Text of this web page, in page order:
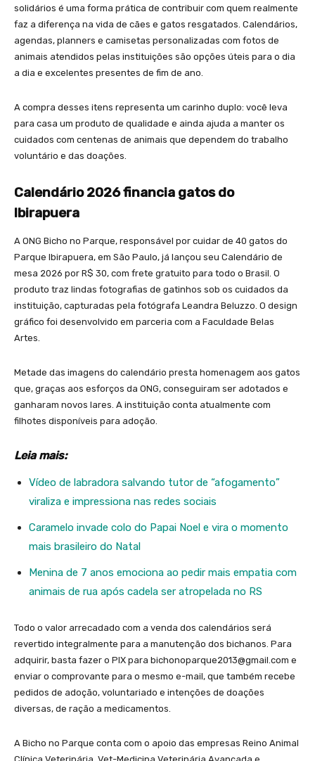
solidários é uma forma prática de contribuir com quem realmente
faz a diferença na vida de cães e gatos resgatados. Calendários,
agendas, planners e camisetas personalizadas com fotos de
animais atendidos pelas instituições são opções úteis para o dia
a dia e excelentes presentes de fim de ano.
A compra desses itens representa um carinho duplo: você leva
para casa um produto de qualidade e ainda ajuda a manter os
cuidados com centenas de animais que dependem do trabalho
voluntário e das doações.
Calendário 2026 financia gatos do
Ibirapuera
A ONG Bicho no Parque, responsável por cuidar de 40 gatos do
Parque Ibirapuera, em São Paulo, já lançou seu Calendário de
mesa 2026 por R$ 30, com frete gratuito para todo o Brasil. O
produto traz lindas fotografias de gatinhos sob os cuidados da
instituição, capturadas pela fotógrafa Leandra Beluzzo. O design
gráfico foi desenvolvido em parceria com a Faculdade Belas
Artes.
Metade das imagens do calendário presta homenagem aos gatos
que, graças aos esforços da ONG, conseguiram ser adotados e
ganharam novos lares. A instituição conta atualmente com
filhotes disponíveis para adoção.
Leia mais:
Vídeo de labradora salvando tutor de “afogamento”
viraliza e impressiona nas redes sociais
Caramelo invade colo do Papai Noel e vira o momento
mais brasileiro do Natal
Menina de 7 anos emociona ao pedir mais empatia com
animais de rua após cadela ser atropelada no RS
Todo o valor arrecadado com a venda dos calendários será
revertido integralmente para a manutenção dos bichanos. Para
adquirir, basta fazer o PIX para bichonoparque2013@gmail.com e
enviar o comprovante para o mesmo e-mail, que também recebe
pedidos de adoção, voluntariado e intenções de doações
diversas, de ração a medicamentos.
A Bicho no Parque conta com o apoio das empresas Reino Animal